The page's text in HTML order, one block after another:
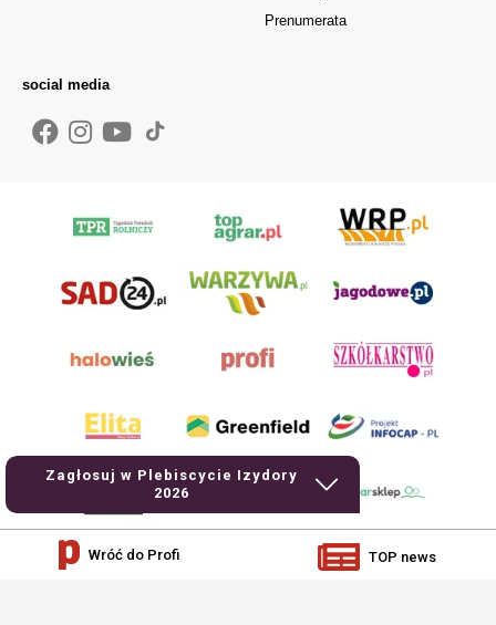
Zagłosuj w Plebiscycie Izydory
2026
Prenumerata
social media
Wróć do Profi TOP news